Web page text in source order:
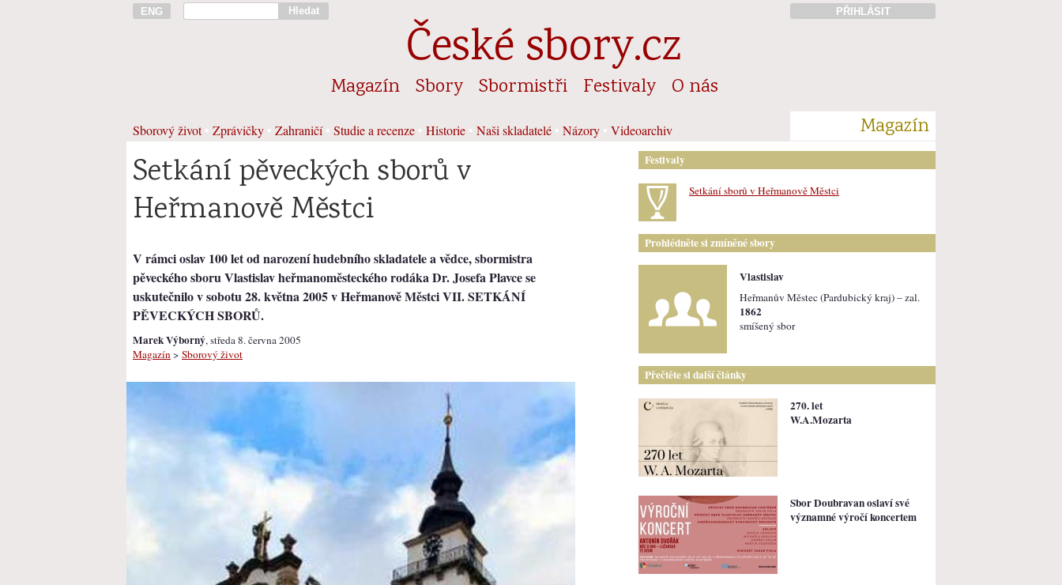
ENG Hledat PŘIHLÁSIT
České sbory.cz
Magazín Sbory Sbormistři Festivaly O nás
Sborový život• Zprávičky Zahraničí• Studie a recenze Historie Naši skladatelé Názory Videoarchiv Magazín
Setkání pěveckých sborů v
Heřmanově Městci
V rámci oslav 100 let od narození hudebního skladatele a vědce, sbormistra
pěveckého sboru Vlastislav heřmanoměsteckého rodáka Dr. Josefa Plavce se
uskutečnilo v sobotu 28. května 2005 v Heřmanově MěstciVII. SETKÁNÍ
PĚVECKÝCH SBORŮ.
Marek Výborný, středa 8. června 2005
Magazín > Sborový život
Festivaly
Setkání sborů v Heřmanově Městci
Prohlédněte si zmíněné sbory
Vlastislav
Heřmanův Městec (Pardubický kraj) – zal.
1862
smíšený sbor
Přečtěte si další články
270. let
W.A.Mozarta
Sbor Doubravan oslaví své
významné výročí koncertem